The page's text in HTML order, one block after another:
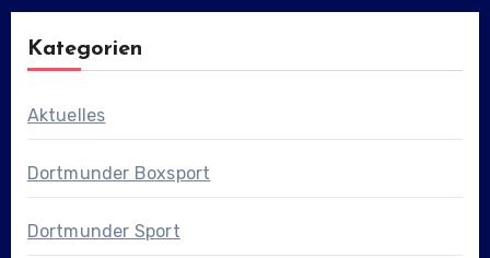
Kategorien
Aktuelles
Dortmunder Boxsport
Dortmunder Sport